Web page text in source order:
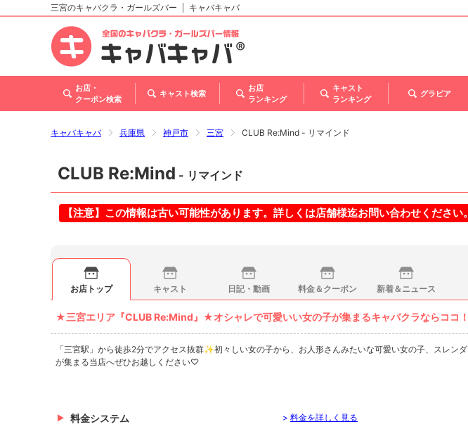
北海道
東北
甲信越・北陸
関西
三宮のキャバクラ・ガールズバー キャバキャバ
お店・
クーポン検索
キャスト検索
お店
ランキング
キャスト
ランキング
グラビア
キャバキャバ 兵庫県 神戸市 三宮 CLUB Re:Mind - リマインド
CLUB Re:Mind - リマインド
【注意】この情報は古い可能性があります。詳しくは店舗様迄お問い合わせください。
お店トップ キャスト 日記・動画 料金＆クーポン 新着＆ニュース
★三宮エリア『CLUB Re:Mind』★オシャレで可愛いい女の子が集まるキャバクラならココ！
「三宮駅」から徒歩2分でアクセス抜群✨初々しい女の子から、お人形さんみたいな可愛い女の子、スレン
が集まる当店へぜひお越しください♡
料金システム > 料金を詳しく見る